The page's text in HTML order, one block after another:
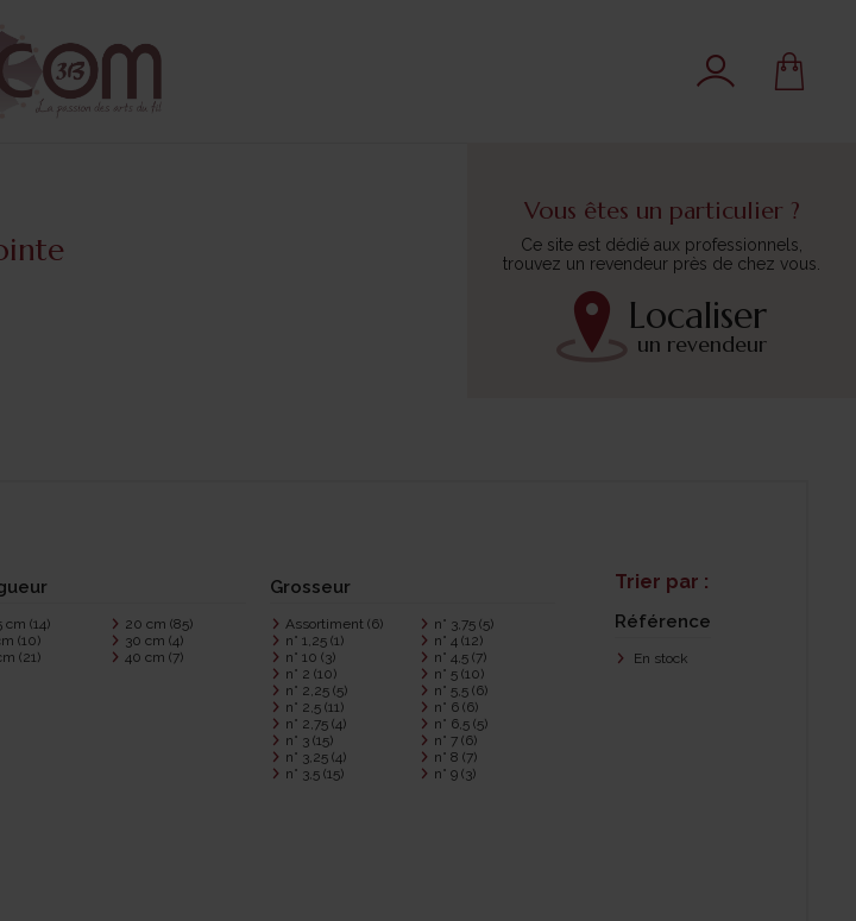
Vous êtes un particulier ?
Ce site est dédié aux professionnels,
trouvez un revendeur près de chez vous.
Localiser
un revendeur
Trier par :
Référence
En stock
cm (14)
(10)
(21)
20 cm(85)
30 cm(4)
40 cm(7)
Grosseur
Assortiment(6)
n° 1,25(1)
n° 10(3)
n° 2(10)
n° 2,25(5)
n° 2,5(11)
n° 2,75(4)
n° 3(15)
n° 3,25(4)
n° 3,5(15)
n° 3,75(5)
n° 4(12)
n° 4,5(7)
n° 5(10)
n° 5,5(6)
n° 6(6)
n° 6,5(5)
n° 7(6)
n° 8(7)
n° 9(3)